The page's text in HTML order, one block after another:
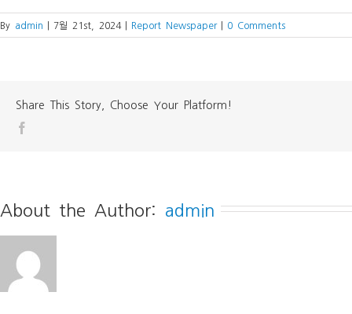
By admin 7월 21st, 2024 Report Newspaper 0 Comments
Share This Story, Choose Your Platform!
About the Author: admin